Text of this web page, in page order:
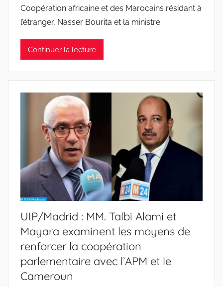
Coopération africaine et des Marocains résidant à
l’étranger, Nasser Bourita et la ministre
Continuer la lecture
UIP/Madrid : MM. Talbi Alami et
Mayara examinent les moyens de
renforcer la coopération
parlementaire avec l’APM et le
Cameroun